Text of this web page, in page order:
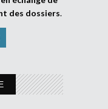
des dossiers.